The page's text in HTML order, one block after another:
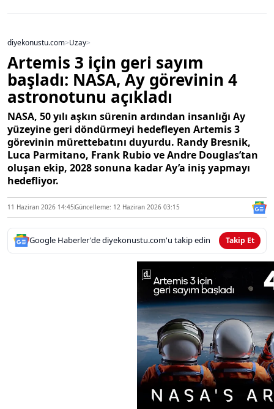
diyekonustu.com>Uzay>
Artemis 3 için geri sayım
başladı: NASA, Ay görevinin 4
astronotunu açıkladı
NASA, 50 yılı aşkın sürenin ardından insanlığı Ay
yüzeyine geri döndürmeyi hedefleyen Artemis 3
görevinin mürettebatını duyurdu. Randy Bresnik,
Luca Parmitano, Frank Rubio ve Andre Douglas’tan
oluşan ekip, 2028 sonuna kadar Ay’a iniş yapmayı
hedefliyor.
11 Haziran 2026 14:45Güncelleme: 12 Haziran 2026 03:15
Google Haberler'de diyekonustu.com'u takip edin Takip Et